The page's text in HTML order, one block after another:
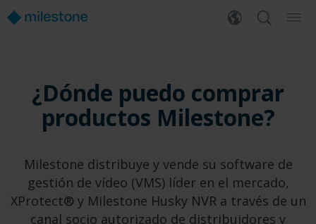
¿Dónde puedo comprar
productos Milestone?
Milestone distribuye y vende su software de
gestión de vídeo (VMS) líder en el mercado,
XProtect® y Milestone Husky NVR a través de un
canal socio autorizado de distribuidores y